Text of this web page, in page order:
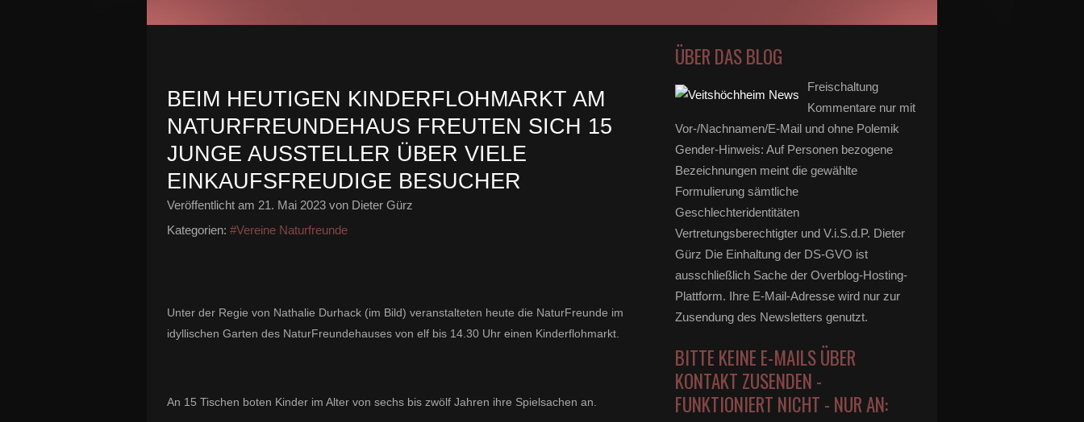
BEIM HEUTIGEN KINDERFLOHMARKT AM
NATURFREUNDEHAUS FREUTEN SICH 15
JUNGE AUSSTELLER ÜBER VIELE
EINKAUFSFREUDIGE BESUCHER
Veröffentlicht am 21. Mai 2023 von Dieter Gürz
Kategorien: #Vereine Naturfreunde
Unter der Regie von Nathalie Durhack (im Bild) veranstalteten heute die NaturFreunde im
idyllischen Garten des NaturFreundehauses von elf bis 14.30 Uhr einen Kinderflohmarkt.
An 15 Tischen boten Kinder im Alter von sechs bis zwölf Jahren ihre Spielsachen an.
ÜBER DAS BLOG
Freischaltung
Kommentare nur mit
Vor-/Nachnamen/E-Mail und ohne Polemik
Gender-Hinweis: Auf Personen bezogene
Bezeichnungen meint die gewählte
Formulierung sämtliche
Geschlechteridentitäten
Vertretungsberechtigter und V.i.S.d.P. Dieter
Gürz Die Einhaltung der DS-GVO ist
ausschließlich Sache der Overblog-Hosting-
Plattform. Ihre E-Mail-Adresse wird nur zur
Zusendung des Newsletters genutzt.
BITTE KEINE E-MAILS ÜBER
KONTAKT ZUSENDEN -
FUNKTIONIERT NICHT - NUR AN: